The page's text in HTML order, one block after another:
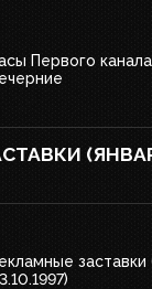
Первого
заставки